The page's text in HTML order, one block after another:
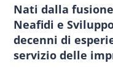
Nati dalla
Neafidi e
decenni di
servizio delle